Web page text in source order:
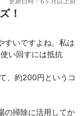
！
すいですよね。私は
い回すには抵抗
、約200円というコ
の掃除に活用してか